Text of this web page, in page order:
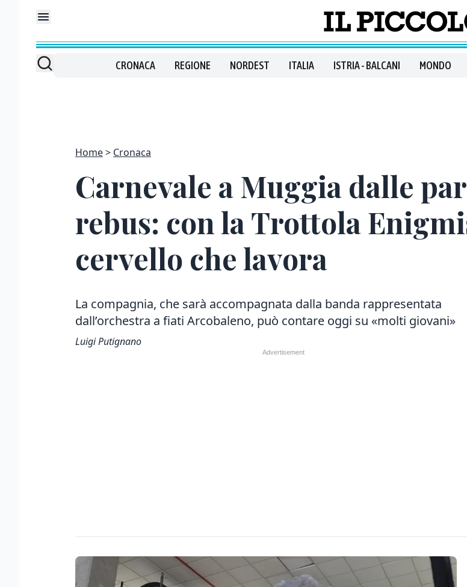
CRONACA REGIONE NORDEST ITALIA ISTRIA - BALCANI MONDO
Home Cronaca
Carnevale a Muggia dalle
rebus: con la Trottola
cervello che lavora
La compagnia, che sarà accompagnata dalla banda rappresentata
dall’orchestra a fiati Arcobaleno, può contare oggi su «molti giovani»
Luigi Putignano